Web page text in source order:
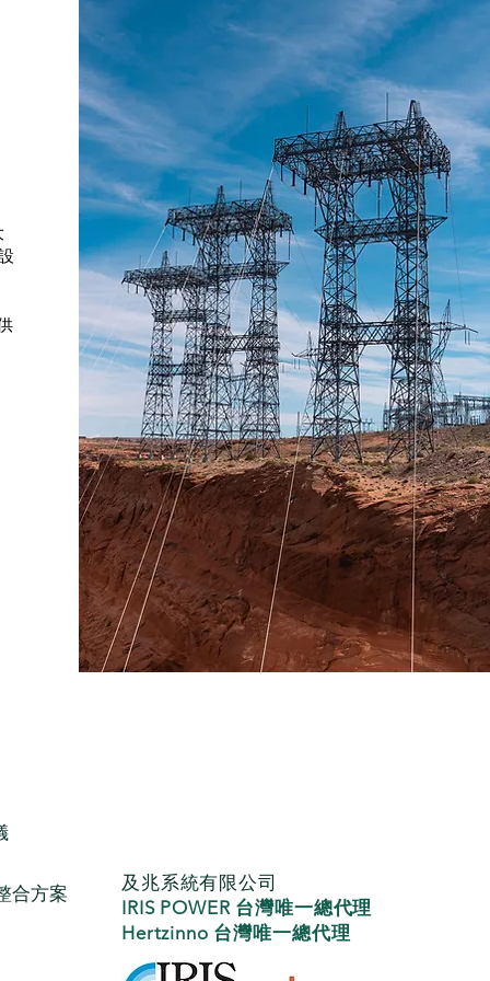
合方案
及兆系統有限公司
IRIS POWER 台灣唯一總代理
Hertzinno 台灣唯一總代理